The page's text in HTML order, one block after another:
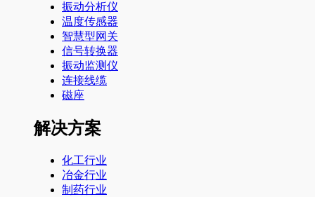
振动分析仪
温度传感器
智慧型网关
信号转换器
振动监测仪
连接线缆
磁座
解决方案
化工行业
冶金行业
制药行业